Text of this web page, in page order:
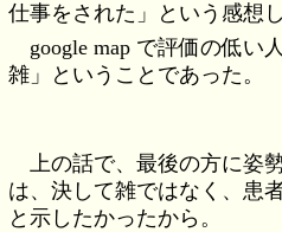
仕事をされた」という感想
google map で評価の低い
雑」ということであった。
上の話で、最後の方に姿
は、決して雑ではなく、患
と示したかったから。